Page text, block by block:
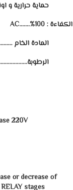
حماية حرارية و
الكفاءة:
100%…….AC
المادة الخام
الرطوبة
220V
250V
or decrease of